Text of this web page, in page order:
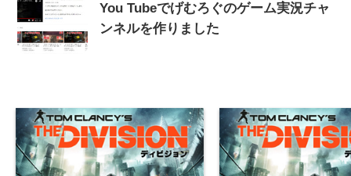
You Tubeでげむろぐのゲーム実況チャ
ンネルを作りました